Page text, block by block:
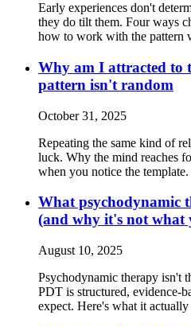
Early experiences don't
they do tilt them. Four ways
how to work with the pattern
Why am I attracted to
pattern isn't random
October 31, 2025
Repeating the same kind of
luck. Why the mind reaches
when you notice the template.
What psychodynamic
(and why it's not what
August 10, 2025
Psychodynamic therapy isn't
PDT is structured, evidence-
expect. Here's what it